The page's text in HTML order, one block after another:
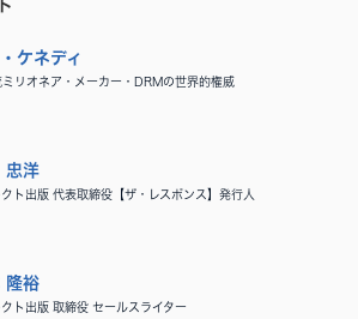
ケネディ
ミリオネア・メーカー・DRMの世界的権威
忠洋
クト出版 代表取締役【ザ・レスポンス】発行人
隆裕
クト出版 取締役 セールスライター